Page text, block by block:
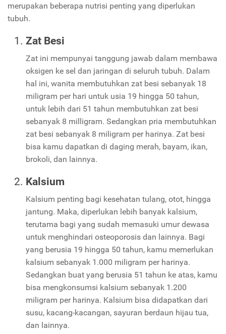
merupakan beberapa nutrisi penting yang diperlukan
tubuh.
Zat Besi
Zat ini mempunyai tanggung jawab dalam membawa
oksigen ke sel dan jaringan di seluruh tubuh. Dalam
hal ini, wanita membutuhkan zat besi sebanyak 18
miligram per hari untuk usia 19 hingga 50 tahun,
untuk lebih dari 51 tahun membutuhkan zat besi
sebanyak 8 milligram. Sedangkan pria membutuhkan
zat besi sebanyak 8 miligram per harinya. Zat besi
bisa kamu dapatkan di daging merah, bayam, ikan,
brokoli, dan lainnya.
Kalsium
Kalsium penting bagi kesehatan tulang, otot, hingga
jantung. Maka, diperlukan lebih banyak kalsium,
terutama bagi yang sudah memasuki umur dewasa
untuk menghindari osteoporosis dan lainnya. Bagi
yang berusia 19 hingga 50 tahun, kamu memerlukan
kalsium sebanyak 1.000 miligram per harinya.
Sedangkan buat yang berusia 51 tahun ke atas, kamu
bisa mengkonsumsi kalsium sebanyak 1.200
miligram per harinya. Kalsium bisa didapatkan dari
susu, kacang-kacangan, sayuran berdaun hijau tua,
dan lainnya.